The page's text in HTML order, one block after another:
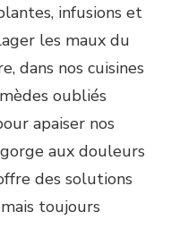
infusions et
les maux du
dans nos cuisines
oubliés
apaiser nos
aux douleurs
des solutions
toujours